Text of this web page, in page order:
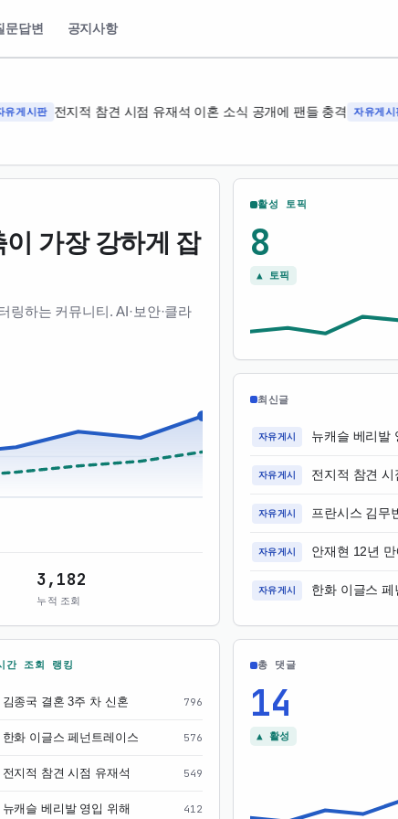
문답변 공지사항
게시판 전지적 참견 시점 유재석 이혼 소식 공개에 팬들 충격 자유게시판
가장 강하게 잡
링하는 커뮤니티. AI·보안·클라
3,182
누적 조회
활성 토픽
8
▲ 토픽
최신글
자유게시 뉴캐슬 베리발
자유게시 전지적 참견
자유게시 프란시스 김무
자유게시 안재현 12년
자유게시 한화 이글스
간 조회 랭킹
김종국 결혼 3주 차 신혼 796
한화 이글스 페넌트레이스 576
전지적 참견 시점 유재석 549
뉴캐슬 베리발 영입 위해 412
총 댓글
14
▲ 활성